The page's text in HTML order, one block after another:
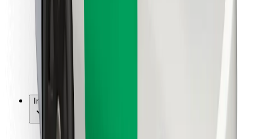
Bolt Food
Dla właścicieli floty
Bolt for Business
Inna
Dostawcy